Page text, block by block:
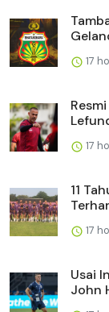
17
17
11
17
Usai
John